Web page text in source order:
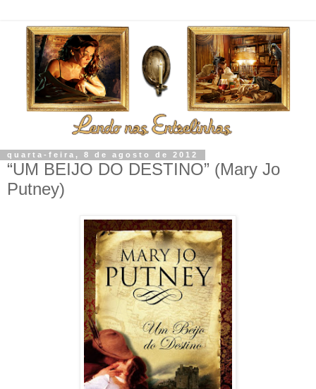
quarta-feira, 8 de agosto de 2012
“UM BEIJO DO DESTINO” (Mary Jo
Putney)